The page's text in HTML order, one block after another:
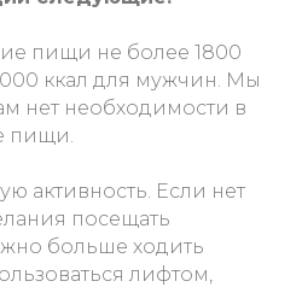
пищи не более 1800
ккал для мужчин. Мы
нет необходимости в
пищи.
активность. Если нет
посещать
больше ходить
лифтом,